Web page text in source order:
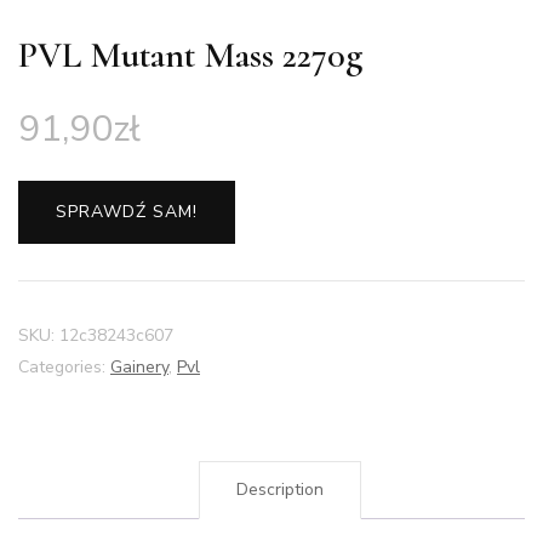
PVL Mutant Mass 2270g
91,90zł
SPRAWDŹ SAM!
SKU: 12c38243c607
Categories: Gainery, Pvl
Description